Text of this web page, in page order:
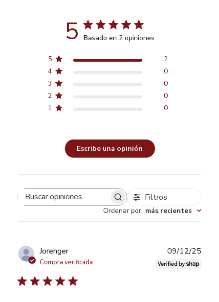
5 Basado en 2 opiniones
5
2
4
0
3
0
2
0
1
0
Escribe una opinión
Buscar
opiniones
Filtros
Ordenar por: más recientes
Jorenger
Compra verificada
09/12/25